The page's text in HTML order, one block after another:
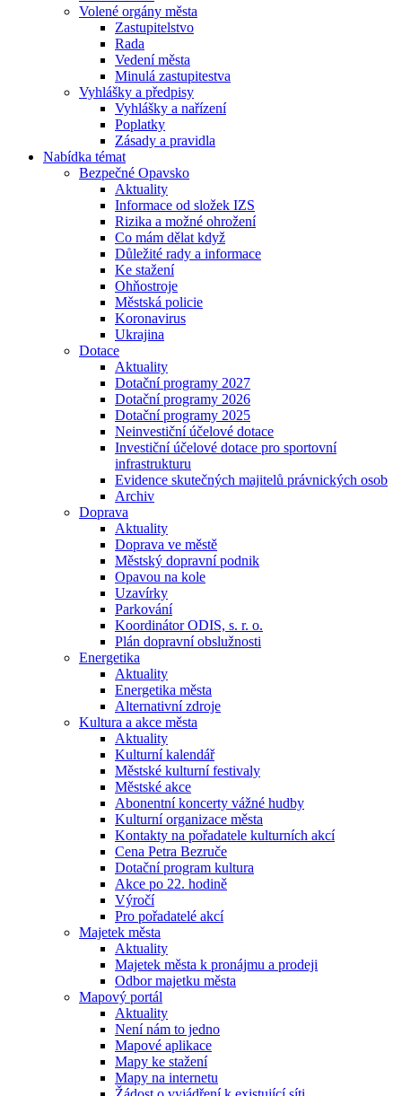
Volené orgány města
Zastupitelstvo
Rada
Vedení města
Minulá zastupitestva
Vyhlášky a předpisy
Vyhlášky a nařízení
Poplatky
Zásady a pravidla
Nabídka témat
Bezpečné Opavsko
Aktuality
Informace od složek IZS
Rizika a možné ohrožení
Co mám dělat když
Důležité rady a informace
Ke stažení
Ohňostroje
Městská policie
Koronavirus
Ukrajina
Dotace
Aktuality
Dotační programy 2027
Dotační programy 2026
Dotační programy 2025
Neinvestiční účelové dotace
Investiční účelové dotace pro sportovní
infrastrukturu
Evidence skutečných majitelů právnických osob
Archiv
Doprava
Aktuality
Doprava ve městě
Městský dopravní podnik
Opavou na kole
Uzavírky
Parkování
Koordinátor ODIS, s. r. o.
Plán dopravní obslužnosti
Energetika
Aktuality
Energetika města
Alternativní zdroje
Kultura a akce města
Aktuality
Kulturní kalendář
Městské kulturní festivaly
Městské akce
Abonentní koncerty vážné hudby
Kulturní organizace města
Kontakty na pořadatele kulturních akcí
Cena Petra Bezruče
Dotační program kultura
Akce po 22. hodině
Výročí
Pro pořadatelé akcí
Majetek města
Aktuality
Majetek města k pronájmu a prodeji
Odbor majetku města
Mapový portál
Aktuality
Není nám to jedno
Mapové aplikace
Mapy ke stažení
Mapy na internetu